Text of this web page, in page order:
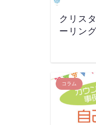
クリス
ーリン
コラム